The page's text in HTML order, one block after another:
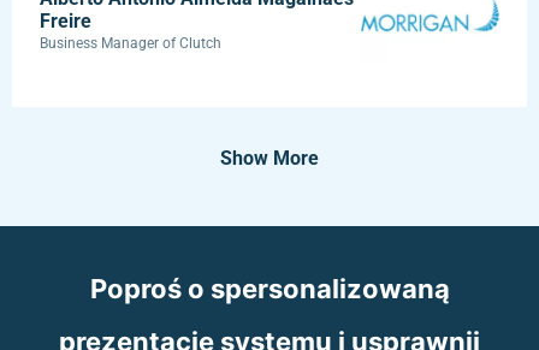
Freire
Business Manager of Clutch
Show More
Poproś o spersonalizowaną
prezentację systemu i usprawnij